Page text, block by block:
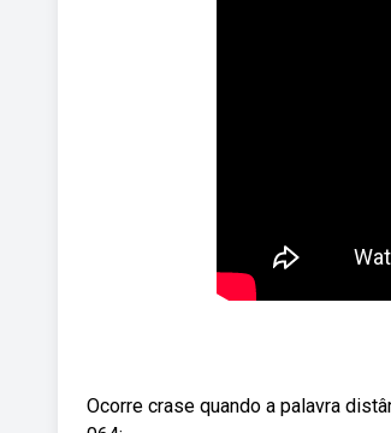
Ocorre crase quando a palavra